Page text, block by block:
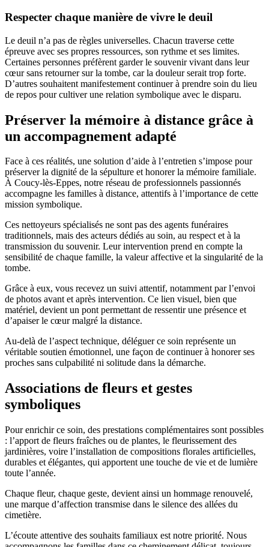
Respecter chaque manière de vivre le deuil
Le deuil n’a pas de règles universelles. Chacun traverse cette
épreuve avec ses propres ressources, son rythme et ses limites.
Certaines personnes préfèrent garder le souvenir vivant dans leur
cœur sans retourner sur la tombe, car la douleur serait trop forte.
D’autres souhaitent manifestement continuer à prendre soin du lieu
de repos pour cultiver une relation symbolique avec le disparu.
Préserver la mémoire à distance grâce à
un accompagnement adapté
Face à ces réalités, une solution d’aide à l’entretien s’impose pour
préserver la dignité de la sépulture et honorer la mémoire familiale.
À Coucy-lès-Eppes, notre réseau de professionnels passionnés
accompagne les familles à distance, attentifs à l’importance de cette
mission symbolique.
Ces nettoyeurs spécialisés ne sont pas des agents funéraires
traditionnels, mais des acteurs dédiés au soin, au respect et à la
transmission du souvenir. Leur intervention prend en compte la
sensibilité de chaque famille, la valeur affective et la singularité de la
tombe.
Grâce à eux, vous recevez un suivi attentif, notamment par l’envoi
de photos avant et après intervention. Ce lien visuel, bien que
matériel, devient un pont permettant de ressentir une présence et
d’apaiser le cœur malgré la distance.
Au-delà de l’aspect technique, déléguer ce soin représente un
véritable soutien émotionnel, une façon de continuer à honorer ses
proches sans culpabilité ni solitude dans la démarche.
Associations de fleurs et gestes
symboliques
Pour enrichir ce soin, des prestations complémentaires sont possibles
: l’apport de fleurs fraîches ou de plantes, le fleurissement des
jardinières, voire l’installation de compositions florales artificielles,
durables et élégantes, qui apportent une touche de vie et de lumière
toute l’année.
Chaque fleur, chaque geste, devient ainsi un hommage renouvelé,
une marque d’affection transmise dans le silence des allées du
cimetière.
L’écoute attentive des souhaits familiaux est notre priorité. Nous